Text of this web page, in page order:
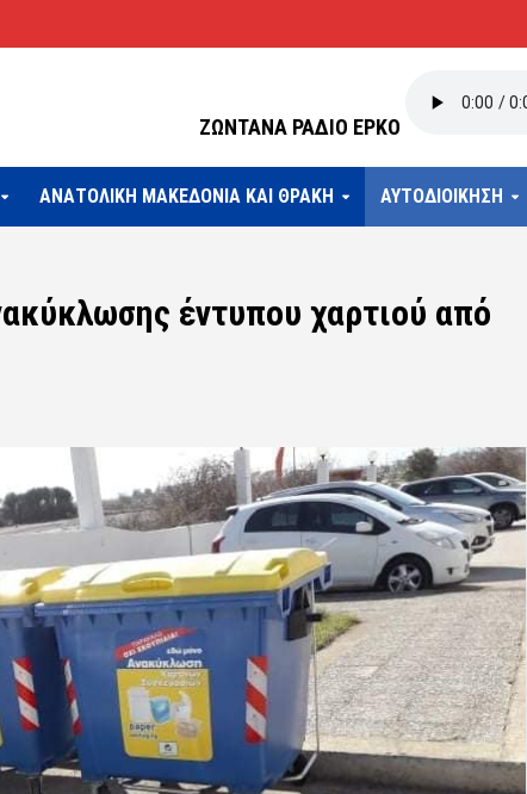
ΖΩΝΤΑΝΑ ΡΑΔΙΟ ΕΡΚΟ
ΑΝΑΤΟΛΙΚΗ ΜΑΚΕΔΟΝΙΑ ΚΑΙ ΘΡΑΚΗ ΑΥΤΟΔΙΟΙΚΗΣΗ
έντυπου χαρτιού από